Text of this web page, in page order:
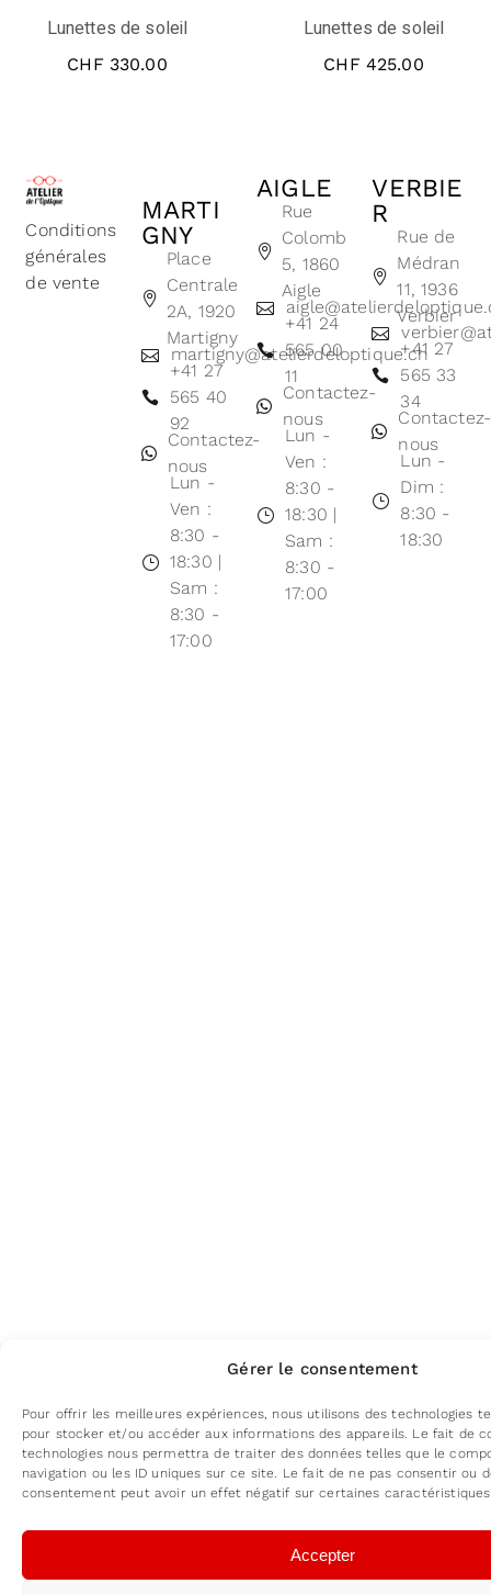
Gérer le consentement
Pour offrir les meilleures expériences, nous utilisons des technologies
pour stocker et/ou accéder aux informations des appareils. Le fait de
technologies nous permettra de traiter des données telles que le
navigation ou les ID uniques sur ce site. Le fait de ne pas consentir ou
consentement peut avoir un effet négatif sur certaines
Accepter
Lunettes de soleil
CHF 330.00
Lunettes de soleil
CHF 425.00
Conditions
générales
de vente
MARTI
GNY
Place
Centrale
2A, 1920
Martigny
martigny@atelierdeloptique.ch
+41 27
565 40
92
Contactez-
nous
Lun -
Ven :
8:30 -
18:30 |
Sam :
8:30 -
17:00
AIGLE
Rue
Colomb
5, 1860
Aigle
+41 24
565 00
11
Contactez-
nous
Lun -
Ven :
8:30 -
18:30 |
Sam :
8:30 -
17:00
VERBIE
R
Rue de
Médran
11, 1936
Verbier
+41 27
565 33
34
Contactez-
nous
Lun -
Dim :
8:30 -
18:30